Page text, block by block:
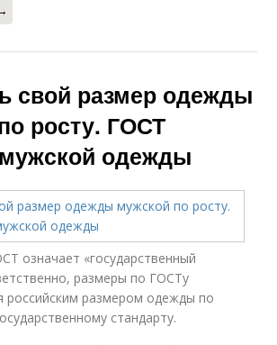
свой размер одежды
росту. ГОСТ
одежды
означает «государственный
размеры по ГОСТу
российским размером одежды по
стандарту.